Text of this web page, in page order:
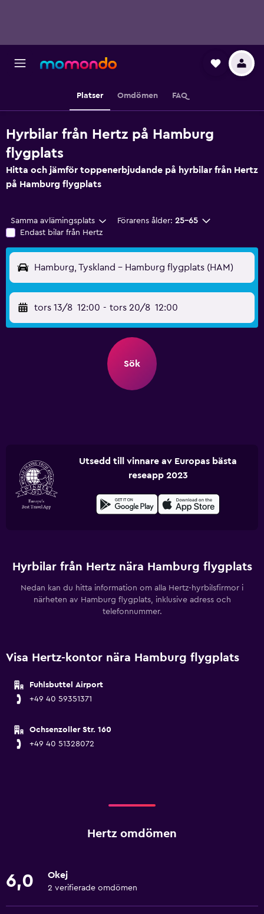
Platser Omdömen FAQ
Hyrbilar från Hertz på Hamburg
flygplats
Hitta och jämför toppenerbjudande på hyrbilar från Hertz
på Hamburg flygplats
Samma avlämingsplats Förarens ålder: 25-65
Endast bilar från Hertz
Hamburg, Tyskland - Hamburg flygplats (HAM)
tors 13/8 12:00 - tors 20/8 12:00
Sök
Utsedd till vinnare av Europas bästa
reseapp 2023
Hyrbilar från Hertz nära Hamburg flygplats
Nedan kan du hitta information om alla Hertz-hyrbilsfirmor i
närheten av Hamburg flygplats, inklusive adress och
telefonnummer.
Visa Hertz-kontor nära Hamburg flygplats
Fuhlsbuttel Airport
+49 40 59351371
Ochsenzoller Str. 160
+49 40 51328072
Hertz omdömen
6,0 Okej
2 verifierade omdömen